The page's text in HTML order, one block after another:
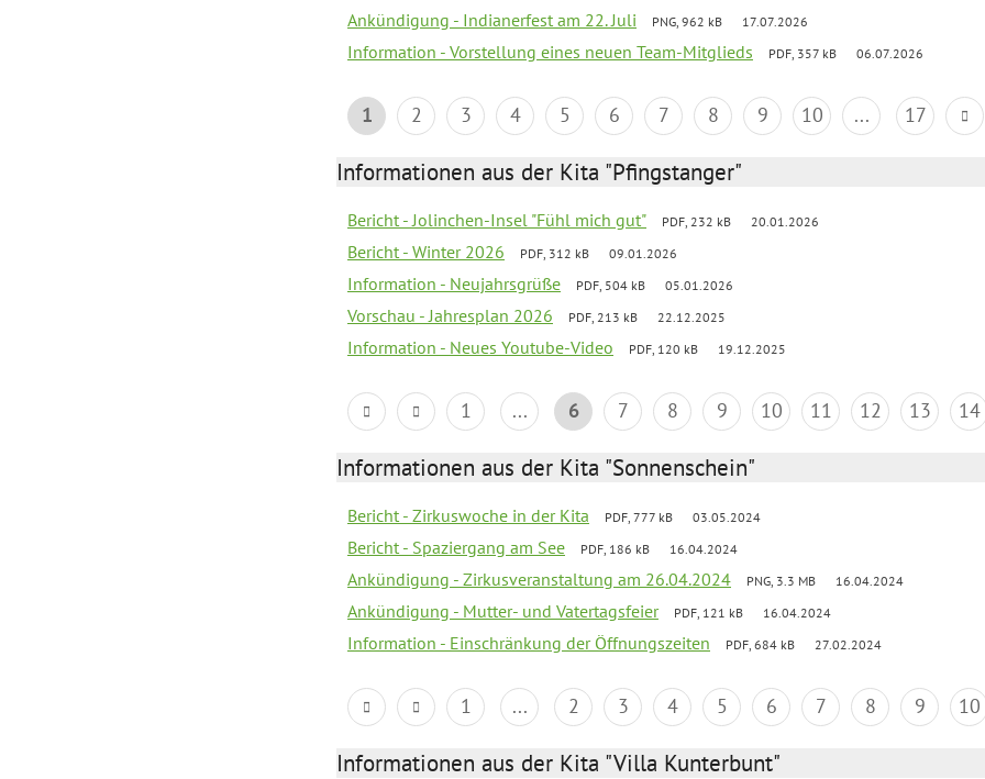
Ankündigung - Indianerfest am 22. Juli PNG, 962 kB 17.07.2026
Information - Vorstellung eines neuen Team-Mitglieds PDF, 357 kB 06.07.2026
1 2 3 4 5 6 7 8 9 10 ... 17
Informationen aus der Kita "Pfingstanger"
Bericht - Jolinchen-Insel "Fühl mich gut" PDF, 232 kB 20.01.2026
Bericht - Winter 2026 PDF, 312 kB 09.01.2026
Information - Neujahrsgrüße PDF, 504 kB 05.01.2026
Vorschau - Jahresplan 2026 PDF, 213 kB 22.12.2025
Information - Neues Youtube-Video PDF, 120 kB 19.12.2025
1 ... 6 7 8 9 10 11 12 13 14
Informationen aus der Kita "Sonnenschein"
Bericht - Zirkuswoche in der Kita PDF, 777 kB 03.05.2024
Bericht - Spaziergang am See PDF, 186 kB 16.04.2024
Ankündigung - Zirkusveranstaltung am 26.04.2024 PNG, 3.3 MB 16.04.2024
Ankündigung - Mutter- und Vatertagsfeier PDF, 121 kB 16.04.2024
Information - Einschränkung der Öffnungszeiten PDF, 684 kB 27.02.2024
1 ... 2 3 4 5 6 7 8 9 10
Informationen aus der Kita "Villa Kunterbunt"